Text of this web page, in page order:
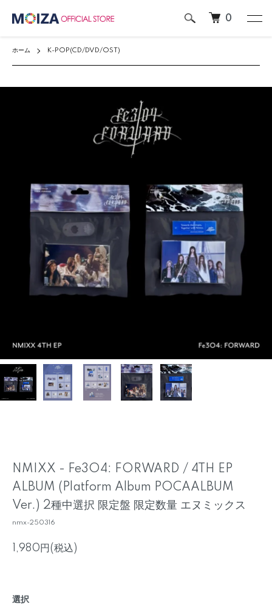
0
ホーム K-POP(CD/DVD/OST)
NMIXX - Fe3O4: FORWARD / 4TH EP
ALBUM (Platform Album POCAALBUM
Ver.) 2種中選択 限定盤 限定数量 エヌミックス
nmx-250316
1,980円(税込)
選択